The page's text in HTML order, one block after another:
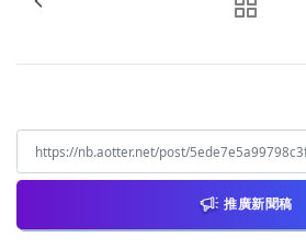
推廣新聞稿